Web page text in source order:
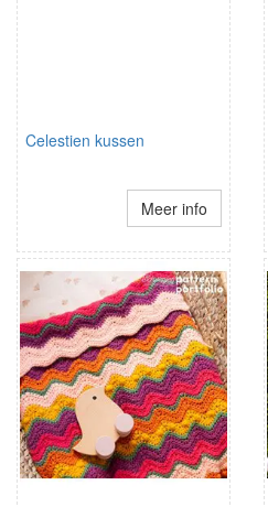
Celestien kussen
Meer info